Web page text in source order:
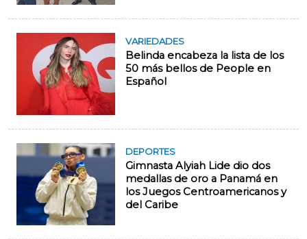
VARIEDADES
Belinda encabeza la lista de los
50 más bellos de People en
Español
DEPORTES
Gimnasta Alyiah Lide dio dos
medallas de oro a Panamá en
los Juegos Centroamericanos y
del Caribe